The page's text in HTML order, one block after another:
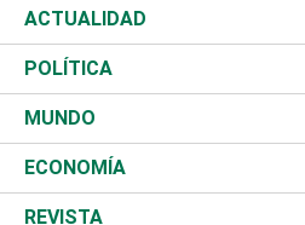
ACTUALIDAD
Nacional
Ciudad
Educación
Salud
POLÍTICA
Partidos
JCE
TSE
MUNDO
Estados Unidos
América Latina
ECONOMÍA
Finanzas
REVISTA